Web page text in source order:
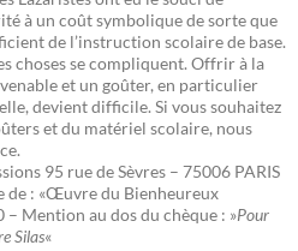
à un coût symbolique de sorte que
de l’instruction scolaire de base.
choses se compliquent. Offrir à la
et un goûter, en particulier
devient difficile. Si vous souhaitez
et du matériel scolaire, nous
95 rue de Sèvres – 75006 PARIS
de : «Œuvre du Bienheureux
Mention au dos du chèque : »Pour
Silas«